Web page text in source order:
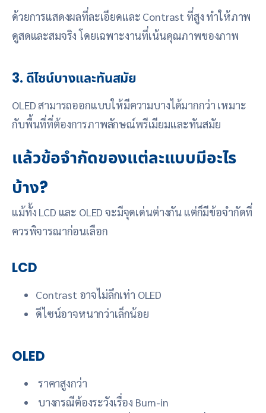
ด้วยการแสดงผลที่ละเอียดและ Contrast ที่สูง ทำให้ภาพ
ดูสดและสมจริง โดยเฉพาะงานที่เน้นคุณภาพของภาพ
3. ดีไซน์บางและทันสมัย
OLED สามารถออกแบบให้มีความบางได้มากกว่า เหมาะ
กับพื้นที่ที่ต้องการภาพลักษณ์พรีเมียมและทันสมัย
แล้วข้อจำกัดของแต่ละแบบมีอะไร
บ้าง?
แม้ทั้ง LCD และ OLED จะมีจุดเด่นต่างกัน แต่ก็มีข้อจำกัดที่
ควรพิจารณาก่อนเลือก
LCD
Contrast อาจไม่ลึกเท่า OLED
ดีไซน์อาจหนากว่าเล็กน้อย
OLED
ราคาสูงกว่า
บางกรณีต้องระวังเรื่อง Burn-in